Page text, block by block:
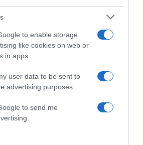
to enable storage
like cookies on web or
in apps.
user data to be sent to
advertising purposes.
to send me
μένει η Μαρία
Η επόμενη μέρα για την
Δημοκρατία»
«Φάμπρικα», λαούτο και
την εμβληματική
δημοσίευσε μία παιδική
την επέτειο θανάτου της